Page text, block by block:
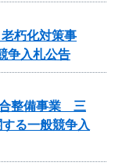
朽化対策事
争入札公告
合整備事業 三
る一般競争入